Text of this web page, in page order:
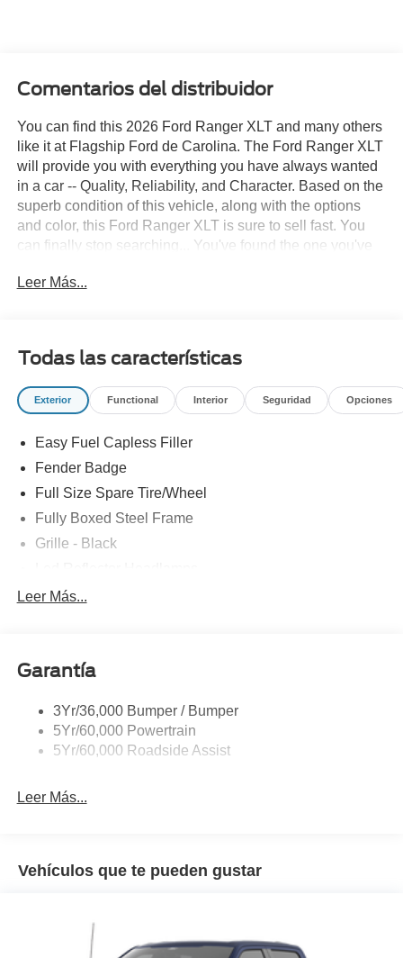
Comentarios del distribuidor
You can find this 2026 Ford Ranger XLT and many others
like it at Flagship Ford de Carolina. The Ford Ranger XLT
will provide you with everything you have always wanted
in a car -- Quality, Reliability, and Character. Based on the
superb condition of this vehicle, along with the options
and color, this Ford Ranger XLT is sure to sell fast. You
can finally stop searching... You've found the one you've
looking for.
Leer Más...
Todas las características
Exterior Functional Interior Seguridad Opciones
Easy Fuel Capless Filler
Fender Badge
Full Size Spare Tire/Wheel
Fully Boxed Steel Frame
Grille - Black
Pickup Box Tie Down Hooks
Wheel Lip Moldings
Leer Más...
Garantía
3Yr/36,000 Bumper / Bumper
5Yr/60,000 Powertrain
5Yr/60,000 Roadside Assist
Leer Más...
Vehículos que te pueden gustar